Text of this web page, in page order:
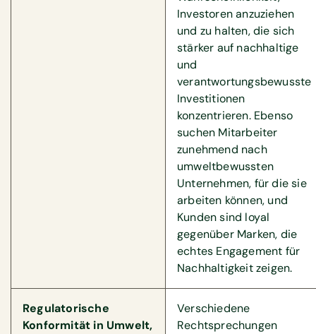
Investoren anzuziehen
und zu halten, die sich
stärker auf nachhaltige
und
verantwortungsbewusste
Investitionen
konzentrieren. Ebenso
suchen Mitarbeiter
zunehmend nach
umweltbewussten
Unternehmen, für die sie
arbeiten können, und
Kunden sind loyal
gegenüber Marken, die
echtes Engagement für
Nachhaltigkeit zeigen.
Regulatorische
Konformität in Umwelt,
Verschiedene
Rechtsprechungen